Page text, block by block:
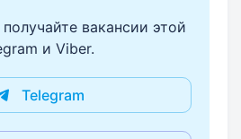
вакансии этой
и Viber.
Telegram